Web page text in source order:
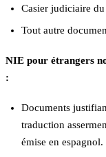
Casier judiciaire
Tout autre
NIE pour étrangers
:
Documents
traduction
émise en espagnol.